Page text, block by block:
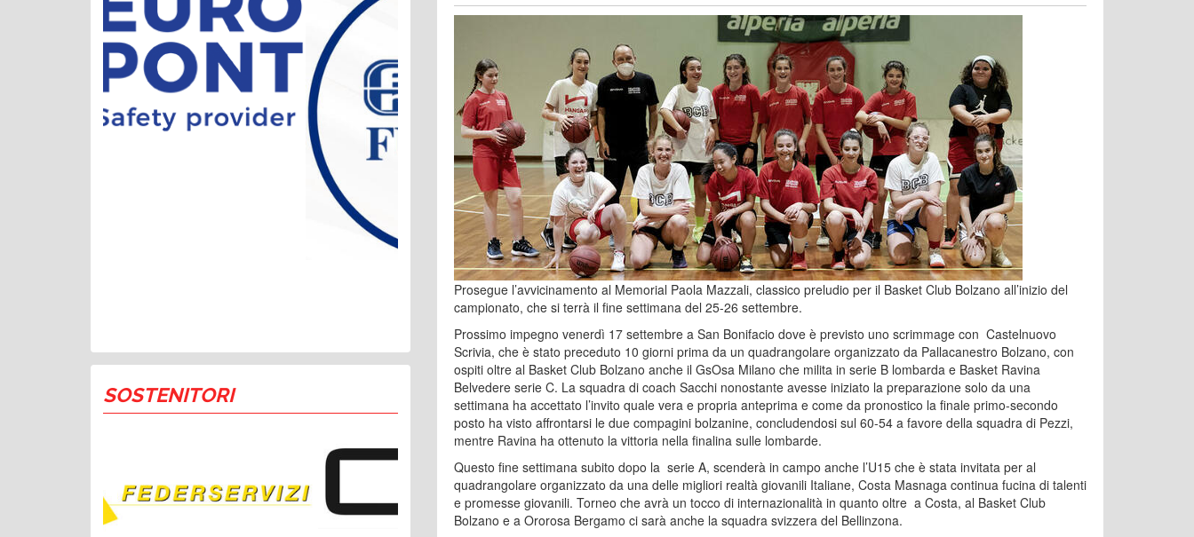
SOSTENITORI
Prosegue l’avvicinamento al Memorial Paola Mazzali, classico preludio per il Basket Club Bolzano all’inizio del
campionato, che si terrà il fine settimana del 25-26 settembre.
Prossimo impegno venerdì 17 settembre a San Bonifacio dove è previsto uno scrimmage con Castelnuovo
Scrivia, che è stato preceduto 10 giorni prima da un quadrangolare organizzato da Pallacanestro Bolzano, con
ospiti oltre al Basket Club Bolzano anche il GsOsa Milano che milita in serie B lombarda e Basket Ravina
Belvedere serie C. La squadra di coach Sacchi nonostante avesse iniziato la preparazione solo da una
settimana ha accettato l’invito quale vera e propria anteprima e come da pronostico la finale primo-secondo
posto ha visto affrontarsi le due compagini bolzanine, concludendosi sul 60-54 a favore della squadra di Pezzi,
mentre Ravina ha ottenuto la vittoria nella finalina sulle lombarde.
Questo fine settimana subito dopo la serie A, scenderà in campo anche l’U15 che è stata invitata per al
quadrangolare organizzato da una delle migliori realtà giovanili Italiane, Costa Masnaga continua fucina di talenti
e promesse giovanili. Torneo che avrà un tocco di internazionalità in quanto oltre a Costa, al Basket Club
Bolzano e a Ororosa Bergamo ci sarà anche la squadra svizzera del Bellinzona.